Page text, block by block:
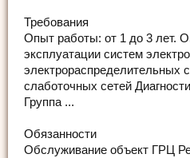
Требования
Опыт работы: от 1 до 3 лет.
эксплуатации систем
электрораспределительных
слаботочных сетей
Группа ...
Обязанности
Обслуживание объект ГРЦ